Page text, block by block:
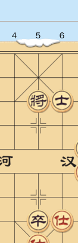
４ ５ ６